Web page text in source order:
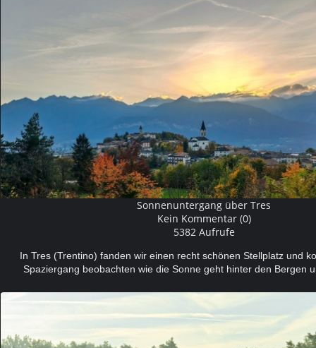
Sonnenuntergang über Tres
Kein Kommentar (0)
5382 Aufrufe
In Tres (Trentino) fanden wir einen recht schönen Stellplatz und
Spaziergang beobachten wie die Sonne geht hinter den Bergen